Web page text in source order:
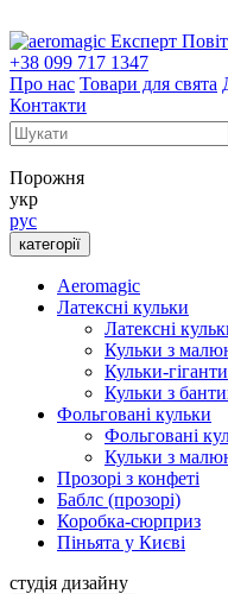
Експерт
+38 099 717 1347
Про нас Товари для свята
Контакти
Порожня
укр
рус
категорії
Aeromagic
Латексні кульки
Латексні
Кульки з
Кульки-гіганти
Кульки з
Фольговані кульки
Фольговані
Кульки з
Прозорі з конфеті
Баблс (прозорі)
Коробка-сюрприз
Піньята у Києві
студія дизайну